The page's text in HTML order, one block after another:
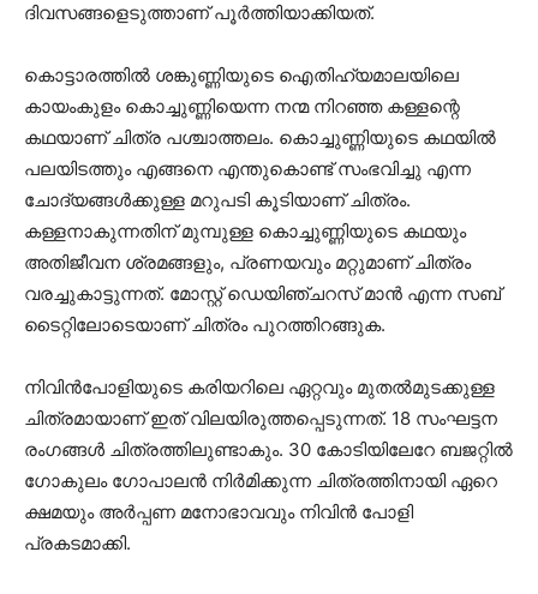
ദിവസങ്ങളെടുത്താണ് പൂര്‍ത്തിയാക്കിയത്.
കൊട്ടാരത്തില്‍ ശങ്കുണ്ണിയുടെ ഐതിഹ്യമാലയിലെ
കായംകുളം കൊച്ചുണ്ണിയെന്ന നന്മ നിറഞ്ഞ കള്ളന്റെ
കഥയാണ് ചിത്ര പശ്ചാത്തലം. കൊച്ചുണ്ണിയുടെ കഥയില്‍
പലയിടത്തും എങ്ങനെ എന്തുകൊണ്ട് സംഭവിച്ചു എന്ന
ചോദ്യങ്ങള്‍ക്കുള്ള മറുപടി കൂടിയാണ് ചിത്രം.
കള്ളനാകുന്നതിന് മുമ്പുള്ള കൊച്ചുണ്ണിയുടെ കഥയും
അതിജീവന ശ്രമങ്ങളും, പ്രണയവും മറ്റുമാണ് ചിത്രം
വരച്ചുകാട്ടുന്നത്. മോസ്റ്റ് ഡെയിഞ്ചറസ് മാന്‍ എന്ന സബ്
ടൈറ്റിലോടെയാണ് ചിത്രം പുറത്തിറങ്ങുക.
നിവിന്‍പോളിയുടെ കരിയറിലെ ഏറ്റവും മുതല്‍മുടക്കുള്ള
ചിത്രമായാണ് ഇത് വിലയിരുത്തപ്പെടുന്നത്. 18 സംഘട്ടന
രംഗങ്ങള്‍ ചിത്രത്തിലുണ്ടാകും. 30 കോടിയിലേറേ ബജറ്റില്‍
ഗോകുലം ഗോപാലന്‍ നിര്‍മിക്കുന്ന ചിത്രത്തിനായി ഏറെ
ക്ഷമയും അര്‍പ്പണ മനോഭാവവും നിവിന്‍ പോളി
പ്രകടമാക്കി.